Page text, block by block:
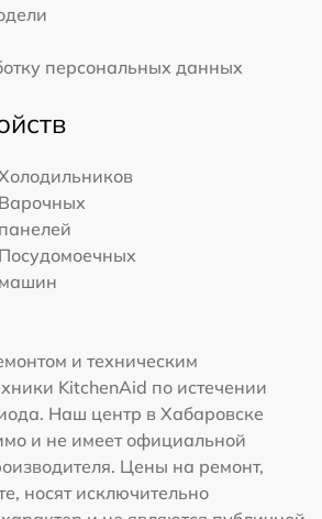
персональных данных
Варочных
панелей
Посудомоечных
машин
и техническим
KitchenAid по истечении
Наш центр в Хабаровске
и не имеет официальной
Цены на ремонт,
носят исключительно